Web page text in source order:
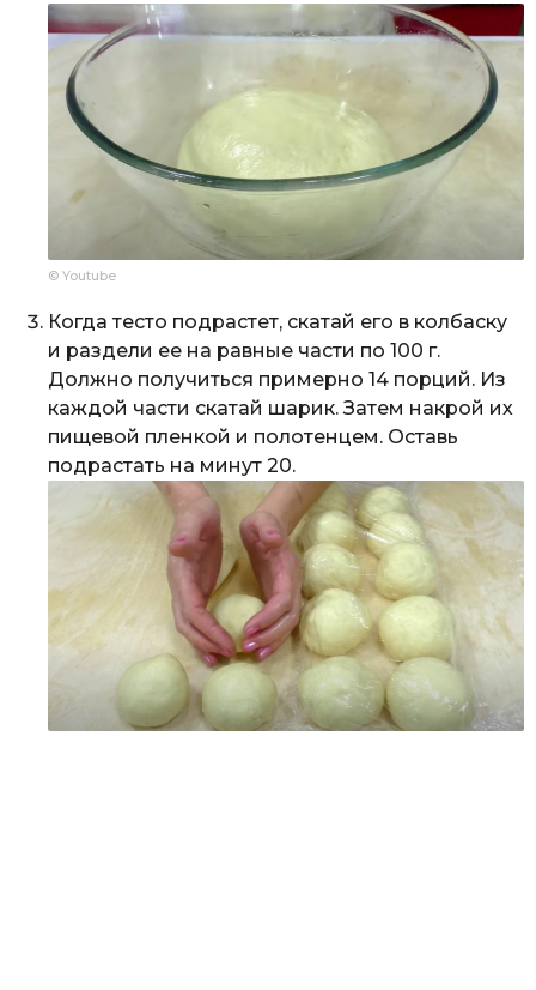
© Youtube
Когда тесто подрастет, скатай его в колбаску
и раздели ее на равные части по 100 г.
Должно получиться примерно 14 порций. Из
каждой части скатай шарик. Затем накрой их
пищевой пленкой и полотенцем. Оставь
подрастать на минут 20.